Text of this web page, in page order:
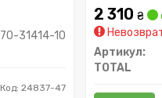
70-31414-10
Код: 24837-47
2 310 ₴
Артикул:
TOTAL